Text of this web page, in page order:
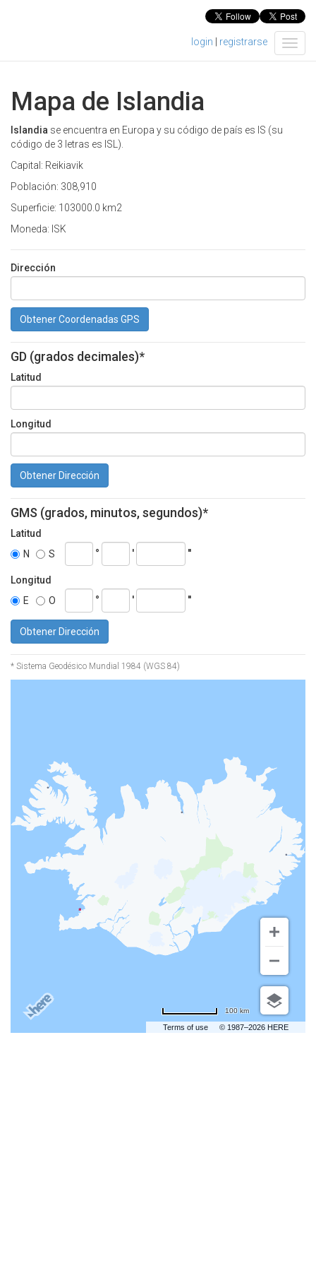
T
o
login registrarse
Mapa de Islandia
Islandia se encuentra en Europa y su código de país es IS (su
código de 3 letras es ISL).
Capital: Reikiavik
Población: 308,910
Superficie: 103000.0 km2
Moneda: ISK
Dirección
Obtener Coordenadas GPS
GD (grados decimales)*
Latitud
Longitud
Obtener Dirección
GMS (grados, minutos, segundos)*
Latitud
N
S ° ' ''
Longitud
E
O ° ' ''
Obtener Dirección
* Sistema Geodésico Mundial 1984 (WGS 84)
Terms of use © 1987–2026 HERE
100 km